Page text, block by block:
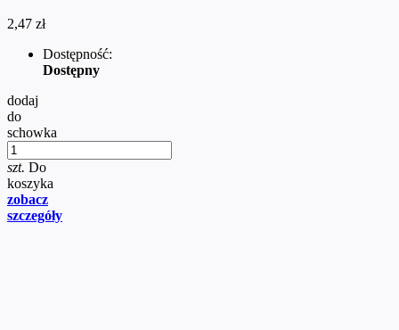
2,47 zł
Dostępność:
Dostępny
dodaj
do
schowka
szt. Do
koszyka
zobacz
szczegóły